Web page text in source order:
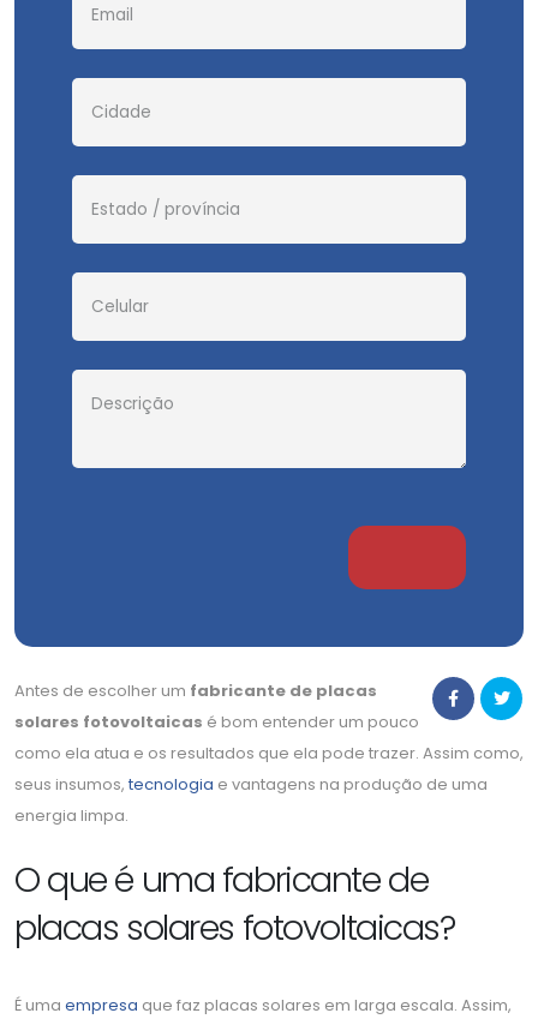
Antes de escolher um fabricante de placas
solares fotovoltaicas é bom entender um pouco
como ela atua e os resultados que ela pode trazer. Assim como,
seus insumos, tecnologia e vantagens na produção de uma
energia limpa.
O que é uma fabricante de
placas solares fotovoltaicas?
É uma empresa que faz placas solares em larga escala. Assim,